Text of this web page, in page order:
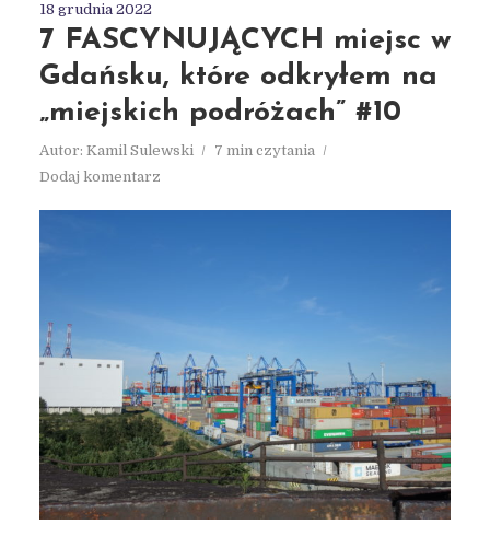
18 grudnia 2022
7 FASCYNUJĄCYCH miejsc w
Gdańsku, które odkryłem na
„miejskich podróżach” #10
Autor: Kamil Sulewski
7 min czytania
Dodaj komentarz